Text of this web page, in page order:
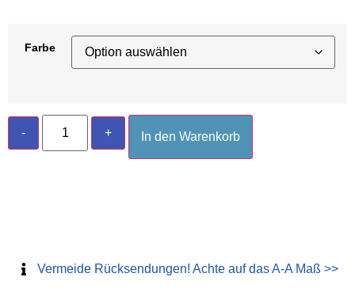
Farbe
- + In den Warenkorb
Vermeide Rücksendungen! Achte auf das A-A Maß >>